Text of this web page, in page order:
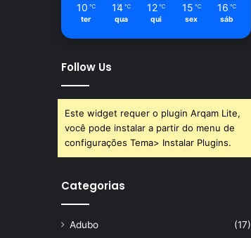
10 ℃
ter
14 ℃
qua
12 ℃
qui
15 ℃
sex
16 ℃
sáb
Follow Us
Este widget requer o plugin Arqam Lite,
você pode instalar a partir do menu de
configurações Tema> Instalar Plugins.
Categorias
Adubo
(17)